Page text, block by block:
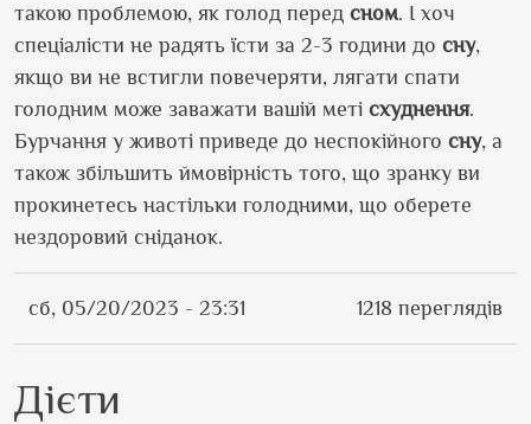
такою проблемою, як голод перед сном. І хоч
спеціалісти не радять їсти за 2-3 години до сну,
якщо ви не встигли повечеряти, лягати спати
голодним може заважати вашій меті схуднення.
Бурчання у животі приведе до неспокійного сну, а
також збільшить ймовірність того, що зранку ви
прокинетесь настільки голодними, що оберете
нездоровий сніданок.
сб, 05/20/2023 - 23:31 1218 переглядів
Дієти